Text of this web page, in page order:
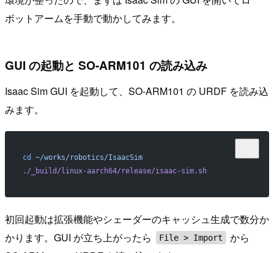
ボットアームを手動で動かしてみます。
GUI の起動と SO-ARM101 の読み込み
Isaac Sim GUI を起動して、SO-ARM101 の URDF を読み込
みます。
cd
~/works/robotics/IsaacSim
./_build/linux-aarch64/release/isaac-sim.sh
初回起動は拡張機能やシェーダーのキャッシュ生成で数分か
かります。GUI が立ち上がったら
File > Import
から